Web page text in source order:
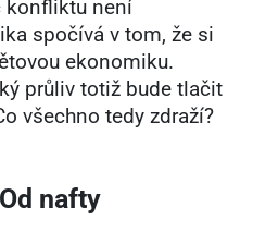
konfliktu není
spočívá v tom, že si
ekonomiku.
průliv totiž bude tlačit
všechno tedy zdraží?
nafty